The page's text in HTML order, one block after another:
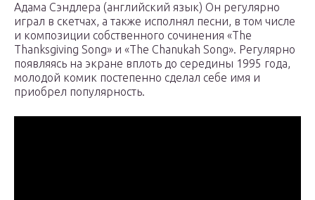
Адама Сэндлера (английский язык) Он регулярно
играл в скетчах, а также исполнял песни, в том числе
и композиции собственного сочинения «The
Thanksgiving Song» и «The Chanukah Song». Регулярно
появляясь на экране вплоть до середины 1995 года,
молодой комик постепенно сделал себе имя и
приобрел популярность.